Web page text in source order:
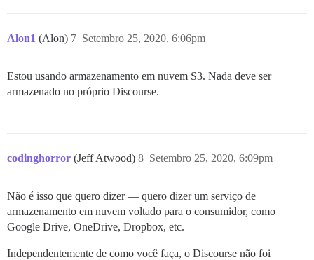
Alon1 (Alon) Setembro 25, 2020, 6:06pm
7
Estou usando armazenamento em nuvem S3. Nada deve ser
armazenado no próprio Discourse.
codinghorror (Jeff Atwood) Setembro 25, 2020, 6:09pm
8
Não é isso que quero dizer — quero dizer um serviço de
armazenamento em nuvem voltado para o consumidor, como
Google Drive, OneDrive, Dropbox, etc.
Independentemente de como você faça, o Discourse não foi